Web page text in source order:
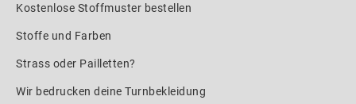
Kostenlose Stoffmuster bestellen
Stoffe und Farben
Strass oder Pailletten?
Wir bedrucken deine Turnbekleidung